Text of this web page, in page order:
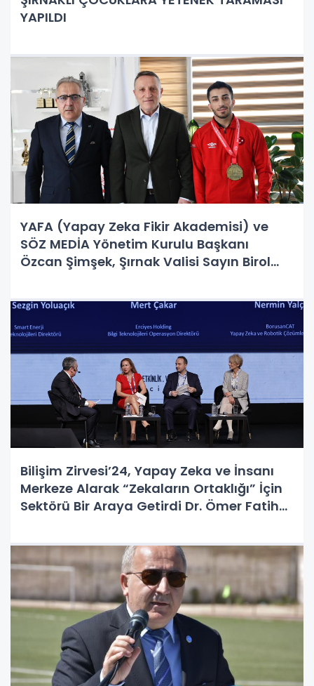
YAPILDI
YAFA (Yapay Zeka Fikir Akademisi) ve
SÖZ MEDİA Yönetim Kurulu Başkanı
Özcan Şimşek, Şırnak Valisi Sayın Birol
Bilişim Zirvesi’24, Yapay Zeka ve İnsanı
Merkeze Alarak “Zekaların Ortaklığı” İçin
Sektörü Bir Araya Getirdi Dr. Ömer Fatih
NİYET